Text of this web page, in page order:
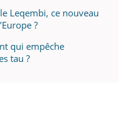
Leqembi, ce nouveau
?
qui empêche
tau ?